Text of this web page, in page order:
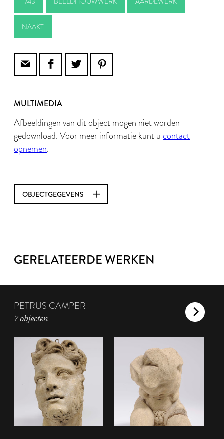
NAAKT
MULTIMEDIA
Afbeeldingen van dit object mogen niet worden
gedownload. Voor meer informatie kunt u contact
opnemen.
OBJECTGEGEVENS
GERELATEERDE WERKEN
PETRUS CAMPER
7 objecten